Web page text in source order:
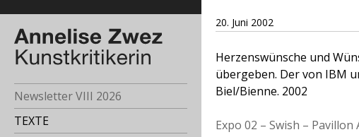
Newsletter VIII 2026
TEXTE
20. Juni 2002
Herzenswünsche und
übergeben. Der von IBM
Biel/Bienne. 2002
Expo 02 – Swish –